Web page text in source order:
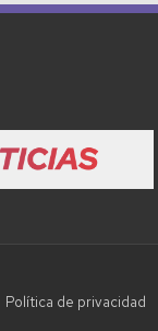
Política de privacidad